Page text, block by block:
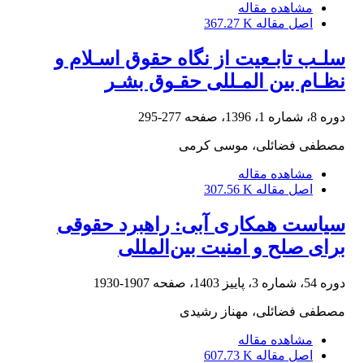
مشاهده مقاله
اصل مقاله 367.27 K
سلـب تابـعیت از نگاه حقوق اسـلام و
نظـام بین المـللی حقـوق بشـر
دوره 8، شماره 1، 1396، صفحه 277-295
مصطفی فضائلی، موسی کرمی
مشاهده مقاله
اصل مقاله 307.56 K
سیاست همکاری آبی: راهبرد حقوقی
برای صلح و امنیت بین‌المللی
دوره 54، شماره 3، پاییز 1403، صفحه 1907-1930
مصطفی فضائلی، مهناز رشیدی
مشاهده مقاله
اصل مقاله 607.73 K